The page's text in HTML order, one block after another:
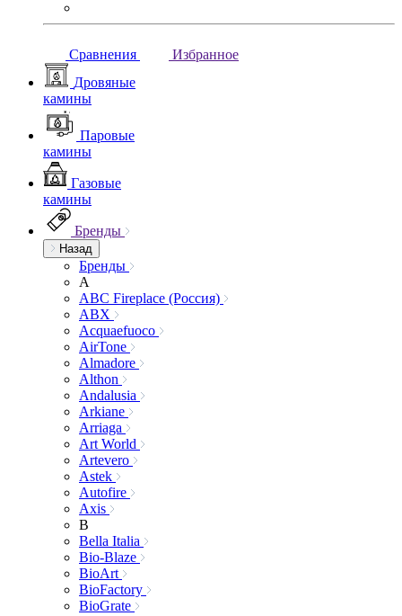
Сравнения
Избранное
Дровяные
камины
Паровые
камины
Газовые
камины
Бренды
Назад
Бренды
A
ABC Fireplace (Россия)
ABX
Acquaefuoco
AirTone
Almadore
Althon
Andalusia
Arkiane
Arriaga
Art World
Artevero
Astek
Autofire
Axis
B
Bella Italia
Bio-Blaze
BioArt
BioFactory
BioGrate